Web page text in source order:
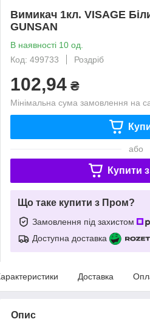
Вимикач 1кл. VISAGE
GUNSAN
В наявності 10 од.
Код: 499733
Роздріб
102,94 ₴
Мінімальна сума замовлення на
або
Купити з
Що таке купити з Пром?
Замовлення під захистом
Доступна доставка
Доставка
Опис